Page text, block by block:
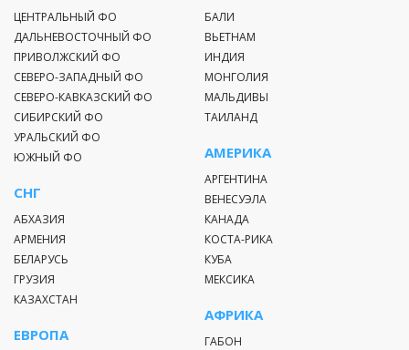
ЦЕНТРАЛЬНЫЙ ФО
ДАЛЬНЕВОСТОЧНЫЙ ФО
ПРИВОЛЖСКИЙ ФО
СЕВЕРО-ЗАПАДНЫЙ ФО
СЕВЕРО-КАВКАЗСКИЙ ФО
СИБИРСКИЙ ФО
УРАЛЬСКИЙ ФО
ЮЖНЫЙ ФО
СНГ
АБХАЗИЯ
АРМЕНИЯ
БЕЛАРУСЬ
ГРУЗИЯ
КАЗАХСТАН
ЕВРОПА
БАЛИ
ВЬЕТНАМ
ИНДИЯ
МОНГОЛИЯ
МАЛЬДИВЫ
ТАИЛАНД
АМЕРИКА
АРГЕНТИНА
ВЕНЕСУЭЛА
КАНАДА
КОСТА-РИКА
КУБА
МЕКСИКА
АФРИКА
ГАБОН